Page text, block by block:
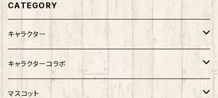
CATEGORY
キャラクター
サンリオキャラクター
キティ
ネコムネandシバ
キャラクターコラボ
サンリオ×おえかきさん
マスコット